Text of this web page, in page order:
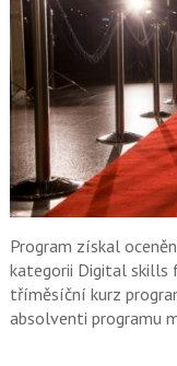
Program získal
kategorii Digital skills
tříměsíční kurz
absolventi programu